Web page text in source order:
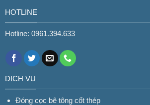
HOTLINE
Hotline: 0961.394.633
DỊCH VỤ
Đóng cọc bê tông cốt thép